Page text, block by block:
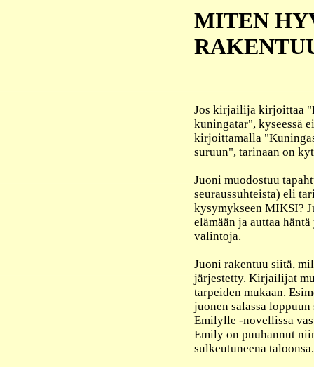
MITEN
Jos kirjailija kirjoittaa
kuningatar", kyseessä
kirjoittamalla
suruun", tarinaan on
Juoni muodostuu
seuraussuhteista) eli
kysymykseen MIKSI?
elämään ja auttaa
valintoja.
Juoni rakentuu siitä,
järjestetty. Kirjailijat
tarpeiden mukaan.
juonen salassa
Emilylle -novellissa
Emily on puuhannut
sulkeutuneena taloonsa.